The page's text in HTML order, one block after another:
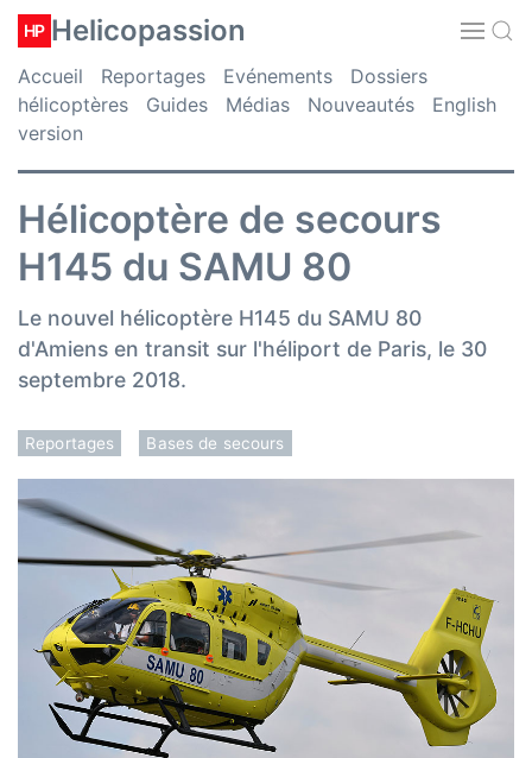
HP Helicopassion
Accueil Reportages Evénements
Dossiers
hélicoptères
Guides Médias Nouveautés
English
version
Hélicoptère de secours
H145 du SAMU 80
Le nouvel hélicoptère H145 du SAMU 80
d'Amiens en transit sur l'héliport de Paris, le 30
septembre 2018.
Reportages Bases de secours